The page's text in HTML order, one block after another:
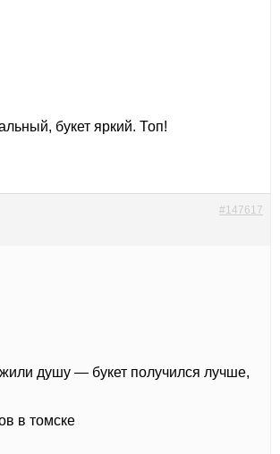
букет яркий. Топ!
#147617
душу — букет получился лучше,
в томске